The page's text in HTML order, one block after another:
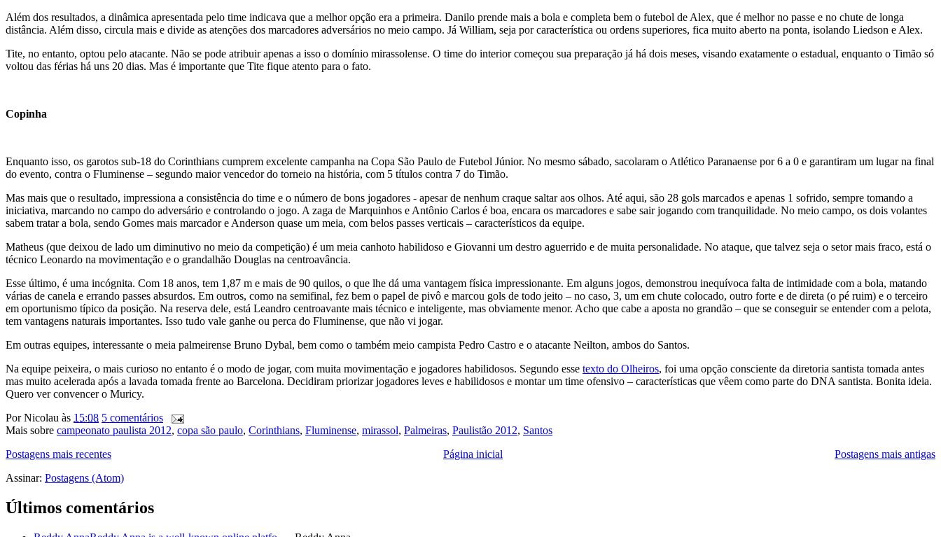
Além dos resultados, a dinâmica apresentada pelo time indicava que a melhor opção era a primeira. Danilo prende mais a bola e completa bem o futebol de Alex, que é melhor no passe e no chute de longa
distância. Além disso, circula mais e divide as atenções dos marcadores adversários no meio campo. Já William, seja por característica ou ordens superiores, fica muito aberto na ponta, isolando Liedson e Alex.
Tite, no entanto, optou pelo atacante. Não se pode atribuir apenas a isso o domínio mirassolense. O time do interior começou sua preparação já há dois meses, visando exatamente o estadual, enquanto o Timão só
voltou das férias há uns 20 dias. Mas é importante que Tite fique atento para o fato.
Copinha
Enquanto isso, os garotos sub-18 do Corinthians cumprem excelente campanha na Copa São Paulo de Futebol Júnior. No mesmo sábado, sacolaram o Atlético Paranaense por 6 a 0 e garantiram um lugar na final
do evento, contra o Fluminense – segundo maior vencedor do torneio na história, com 5 títulos contra 7 do Timão.
Mas mais que o resultado, impressiona a consistência do time e o número de bons jogadores - apesar de nenhum craque saltar aos olhos. Até aqui, são 28 gols marcados e apenas 1 sofrido, sempre tomando a
iniciativa, marcando no campo do adversário e controlando o jogo. A zaga de Marquinhos e Antônio Carlos é boa, encara os marcadores e sabe sair jogando com tranquilidade. No meio campo, os dois volantes
sabem tratar a bola, sendo Gomes mais marcador e Anderson quase um meia, com belos passes verticais – característicos da equipe.
Matheus (que deixou de lado um diminutivo no meio da competição) é um meia canhoto habilidoso e Giovanni um destro aguerrido e de muita personalidade. No ataque, que talvez seja o setor mais fraco, está o
técnico Leonardo na movimentação e o grandalhão Douglas na centroavância.
Esse último, é uma incógnita. Com 18 anos, tem 1,87 m e mais de 90 quilos, o que lhe dá uma vantagem física impressionante. Em alguns jogos, demonstrou inequívoca falta de intimidade com a bola, matando
várias de canela e errando passes absurdos. Em outros, como na semifinal, fez bem o papel de pivô e marcou gols de todo jeito – no caso, 3, um em chute colocado, outro forte e de direta (o pé ruim) e o terceiro
em oportunismo típico da posição. Na reserva dele, está Leandro centroavante mais técnico e inteligente, mas obviamente menor. Acho que cabe a aposta no grandão – que se conseguir se entender com a pelota,
tem vantagens naturais importantes. Isso tudo vale ganhe ou perca do Fluminense, que não vi jogar.
Em outras equipes, interessante o meia palmeirense Bruno Dybal, bem como o também meio campista Pedro Castro e o atacante Neilton, ambos do Santos.
Na equipe peixeira, o mais curioso no entanto é o modo de jogar, com muita movimentação e jogadores habilidosos. Segundo esse texto do Olheiros, foi uma opção consciente da diretoria santista tomada antes
mas muito acelerada após a lavada tomada frente ao Barcelona. Decidiram priorizar jogadores leves e habilidosos e montar um time ofensivo – características que vêem como parte do DNA santista. Bonita ideia.
Quero ver convencer o Muricy.
PorNicolau às 15:08 5 comentários
Mais sobre campeonato paulista 2012, copa são paulo, Corinthians, Fluminense, mirassol, Palmeiras, Paulistão 2012, Santos
Postagens mais recentes
Postagens mais antigas
Página inicial
Assinar: Postagens (Atom)
Últimos comentários